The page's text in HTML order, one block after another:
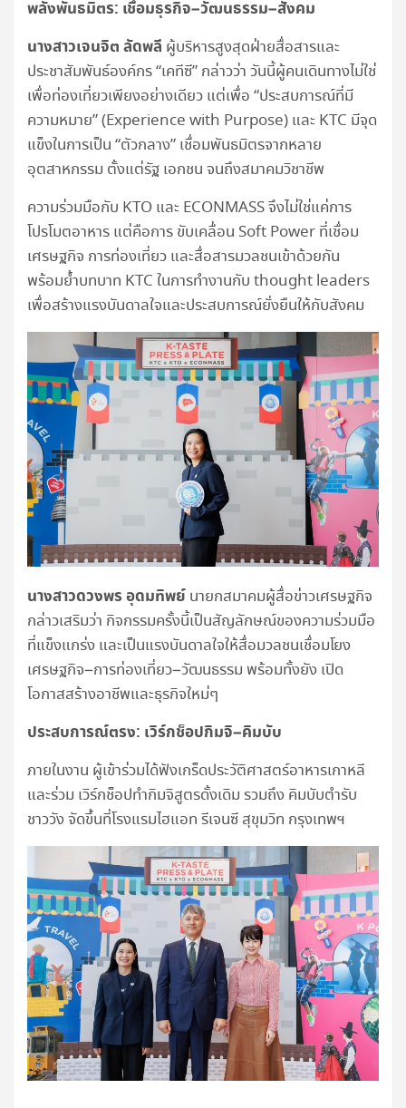
พลังพันธมิตร: เชื่อมธุรกิจ–วัฒนธรรม–สังคม
นางสาวเจนจิต ลัดพลี ผู้บริหารสูงสุดฝ่ายสื่อสารและ
ประชาสัมพันธ์องค์กร “เคทีซี” กล่าวว่า วันนี้ผู้คนเดินทางไม่ใช่
เพื่อท่องเที่ยวเพียงอย่างเดียว แต่เพื่อ “ประสบการณ์ที่มี
ความหมาย” (Experience with Purpose) และ KTC มีจุด
แข็งในการเป็น “ตัวกลาง” เชื่อมพันธมิตรจากหลาย
อุตสาหกรรม ตั้งแต่รัฐ เอกชน จนถึงสมาคมวิชาชีพ
ความร่วมมือกับ KTO และ ECONMASS จึงไม่ใช่แค่การ
โปรโมตอาหาร แต่คือการ ขับเคลื่อน Soft Power ที่เชื่อม
เศรษฐกิจ การท่องเที่ยว และสื่อสารมวลชนเข้าด้วยกัน
พร้อมย้ำบทบาท KTC ในการทำงานกับ thought leaders
เพื่อสร้างแรงบันดาลใจและประสบการณ์ยั่งยืนให้กับสังคม
นางสาวดวงพร อุดมทิพย์ นายกสมาคมผู้สื่อข่าวเศรษฐกิจ
กล่าวเสริมว่า กิจกรรมครั้งนี้เป็นสัญลักษณ์ของความร่วมมือ
ที่แข็งแกร่ง และเป็นแรงบันดาลใจให้สื่อมวลชนเชื่อมโยง
เศรษฐกิจ–การท่องเที่ยว–วัฒนธรรม พร้อมทั้งยัง เปิด
โอกาสสร้างอาชีพและธุรกิจใหม่ๆ
ประสบการณ์ตรง: เวิร์กช็อปกิมจิ–คิมบับ
ภายในงาน ผู้เข้าร่วมได้ฟังเกร็ดประวัติศาสตร์อาหารเกาหลี
และร่วม เวิร์กช็อปทำกิมจิสูตรดั้งเดิม รวมถึง คิมบับตำรับ
ชาววัง จัดขึ้นที่โรงแรมไฮแอท รีเจนซี สุขุมวิท กรุงเทพฯ